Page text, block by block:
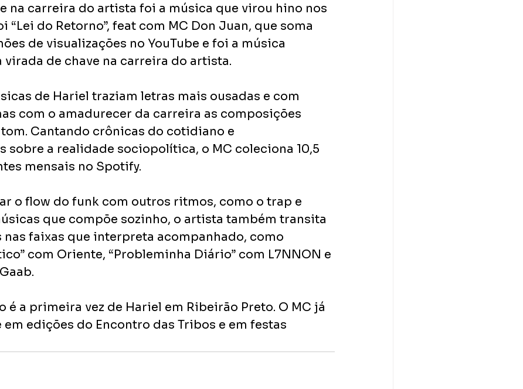
na carreira do artista foi a música que virou hino nos
“Lei do Retorno”, feat com MC Don Juan, que soma
de visualizações no YouTube e foi a música
virada de chave na carreira do artista.
de Hariel traziam letras mais ousadas e com
com o amadurecer da carreira as composições
Cantando crônicas do cotidiano e
sobre a realidade sociopolítica, o MC coleciona 10,5
mensais no Spotify.
o flow do funk com outros ritmos, como o trap e
que compõe sozinho, o artista também transita
nas faixas que interpreta acompanhado, como
com Oriente, “Probleminha Diário” com L7NNON e
é a primeira vez de Hariel em Ribeirão Preto. O MC já
em edições do Encontro das Tribos e em festas